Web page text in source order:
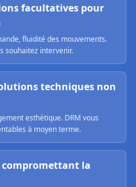
facultatives pour
fluidité des mouvements.
souhaitez intervenir.
techniques non
esthétique. DRM vous
à moyen terme.
compromettant la